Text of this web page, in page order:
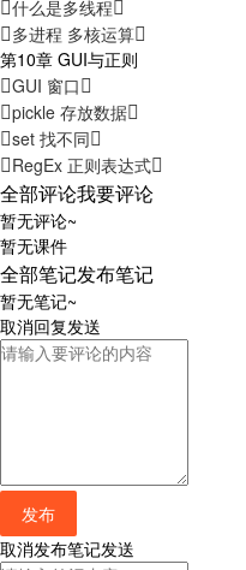
什么是多线程
多进程 多核运算
第10章 GUI与正则
GUI 窗口
pickle 存放数据
set 找不同
RegEx 正则表达式
全部评论我要评论
暂无评论~
暂无课件
全部笔记发布笔记
暂无笔记~
取消回复发送
发布
取消发布笔记发送